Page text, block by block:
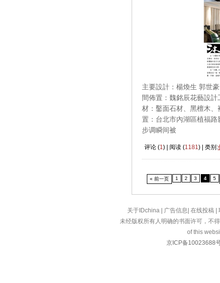
主要設計：楊煥生 郭世
間佈置：魏銘辰花藝設
材：鑿面石材、黑檀木
置：台北市內湖區植福
步调瞬间被
评论 (1) | 阅读 (1181) | 类别:
« 前一页 1 2 3 4 5
关于IDchina | 广告信息 | 在线投稿 |
未经版权所有人明确的书面许可，不
of this
京ICP备10023688